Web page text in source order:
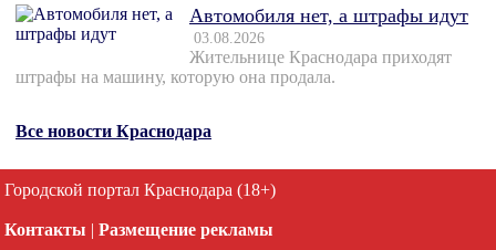
Автомобиля нет, а штрафы идут
03.08.2026
Жительнице Краснодара приходят
штрафы на машину, которую она продала.
Все новости Краснодара
Городской портал Краснодара (18+)
Контакты | Размещение рекламы